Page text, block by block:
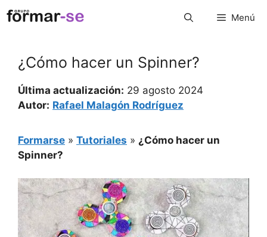
Saltar
al
Menú
¿Cómo hacer un Spinner?
Última actualización: 29 agosto 2024
Autor: Rafael Malagón Rodríguez
Formarse » Tutoriales » ¿Cómo hacer un
Spinner?